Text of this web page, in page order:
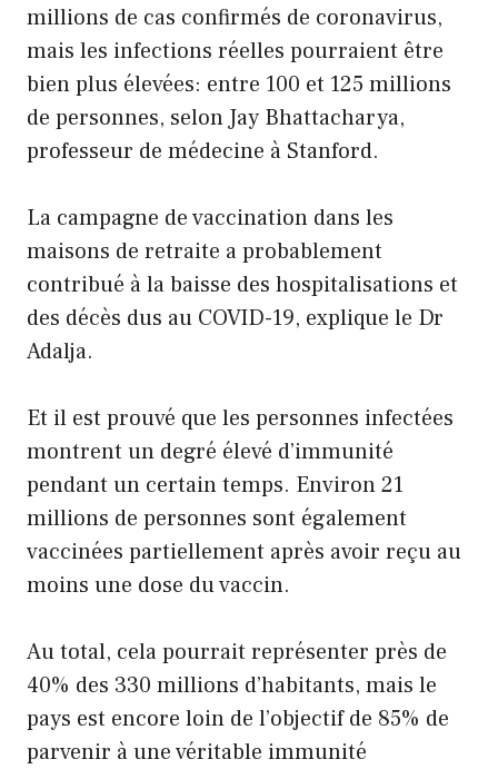
millions de cas confirmés de coronavirus,
mais les infections réelles pourraient être
bien plus élevées: entre 100 et 125 millions
de personnes, selon Jay Bhattacharya,
professeur de médecine à Stanford.
La campagne de vaccination dans les
maisons de retraite a probablement
contribué à la baisse des hospitalisations et
des décès dus au COVID-19, explique le Dr
Adalja.
Et il est prouvé que les personnes infectées
montrent un degré élevé d’immunité
pendant un certain temps. Environ 21
millions de personnes sont également
vaccinées partiellement après avoir reçu au
moins une dose du vaccin.
Au total, cela pourrait représenter près de
40% des 330 millions d’habitants, mais le
pays est encore loin de l’objectif de 85% de
parvenir à une véritable immunité